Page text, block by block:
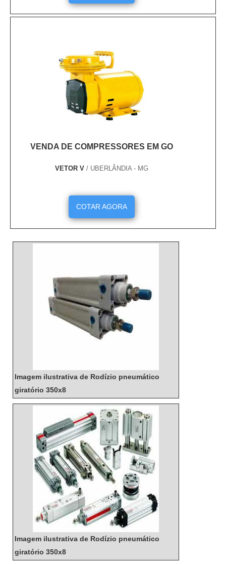
VENDA DE COMPRESSORES EM GO
VETOR V / UBERLÂNDIA - MG
COTAR AGORA
Imagem ilustrativa de Rodízio pneumático
giratório 350x8
Imagem ilustrativa de Rodízio pneumático
giratório 350x8